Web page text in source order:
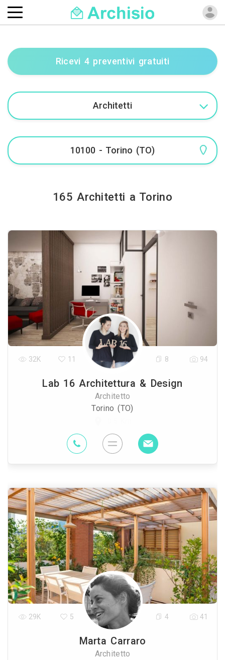
Ricevi 4 preventivi gratuiti
165 Architetti a Torino
Lab 16 Architettura & Design
Architetto
Torino (TO)
32K 11 8 94
Marta Carraro
Architetto
29K 5 4 41